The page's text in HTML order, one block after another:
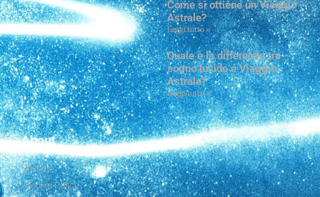
Come si ottiene un Viaggio
Astrale?
Leggi tutto »
Quale è la differenza tra
sogno lucido e Viaggio
Astrale?
Leggi tutto »
About
Privacy
Cookie Policy